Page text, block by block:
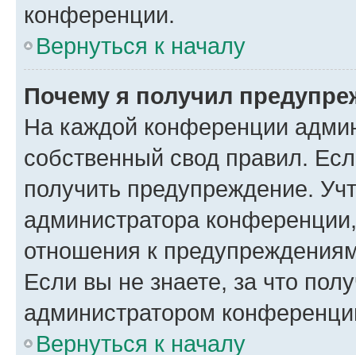
конференции.
Вернуться к началу
Почему я получил
На каждой конференции
собственный свод правил.
получить предупреждение.
администратора
отношения к
Если вы не знаете, за что
администратором
Вернуться к началу